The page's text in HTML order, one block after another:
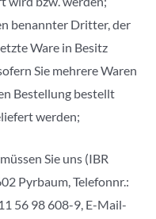
benannter Dritter, der
Ware in Besitz
Sie mehrere Waren
Bestellung bestellt
werden;
Sie uns (IBR
Pyrbaum, Telefonnr.:
56 98 608-9, E-Mail-